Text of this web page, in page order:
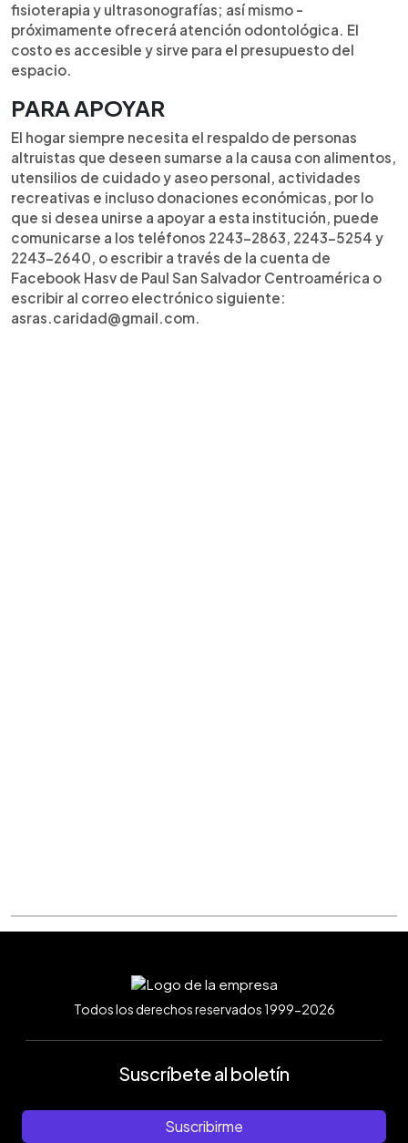
fisioterapia y ultrasonografías; así mismo -
próximamente ofrecerá atención odontológica. El
costo es accesible y sirve para el presupuesto del
espacio.
PARA APOYAR
El hogar siempre necesita el respaldo de personas
altruistas que deseen sumarse a la causa con alimentos,
utensilios de cuidado y aseo personal, actividades
recreativas e incluso donaciones económicas, por lo
que si desea unirse a apoyar a esta institución, puede
comunicarse a los teléfonos 2243-2863, 2243-5254 y
2243-2640, o escribir a través de la cuenta de
Facebook Hasv de Paul San Salvador Centroamérica o
escribir al correo electrónico siguiente:
asras.caridad@gmail.com.
Todos los derechos reservados 1999-2026
Suscríbete al boletín
Suscribirme